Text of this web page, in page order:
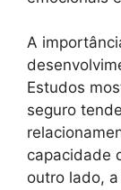
A
Estudos
seguro
capacidade
outro lado,